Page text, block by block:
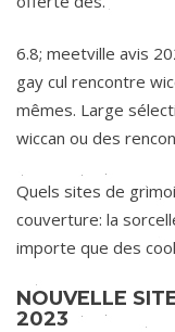
6.8; meetville avis
gay cul rencontre
mêmes. Large
wiccan ou des
Quels sites de
couverture: la
importe que des
NOUVELLE
2023